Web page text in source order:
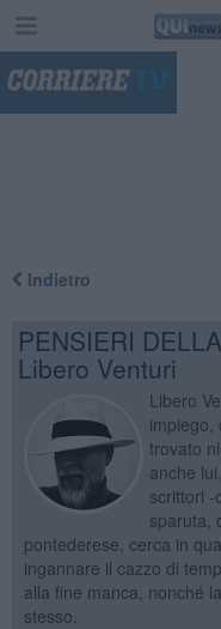
Indietro
PENSIERI
Libero Venturi
Libero
impiego,
trovato
anche
scrittori -
sparuta,
pontederese, cerca in
ingannare il cazzo di
alla fine manca, nonché
stesso.